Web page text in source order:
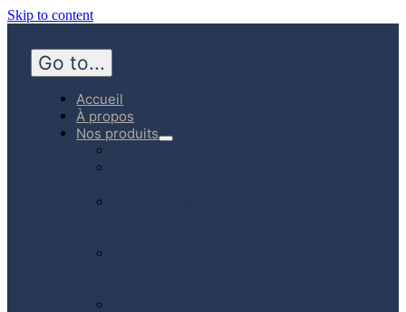
Skip to content
Go to...
Accueil
À propos
Nos produits